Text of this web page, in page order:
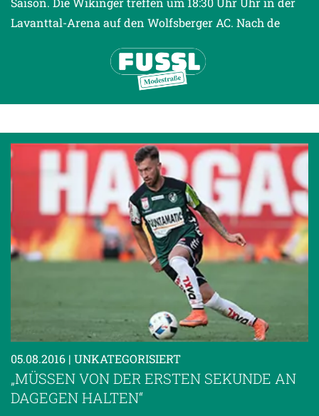
Lavanttal-Arena auf den Wolfsberger AC. Nach de
05.08.2016 | UNKATEGORISIERT
„MÜSSEN VON DER ERSTEN SEKUNDE AN
DAGEGEN HALTEN“